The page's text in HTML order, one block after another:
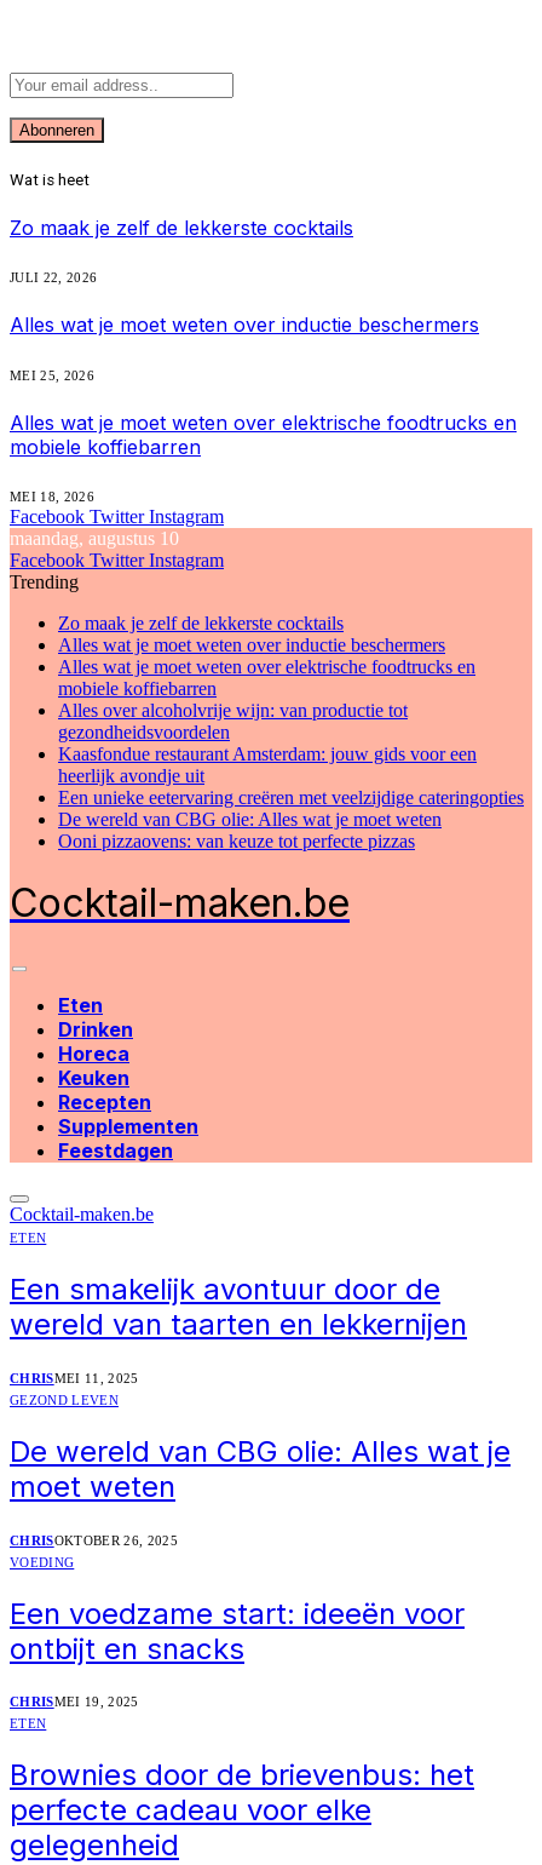
Wat is heet
Zo maak je zelf de lekkerste cocktails
JULI 22, 2026
Alles wat je moet weten over inductie beschermers
MEI 25, 2026
Alles wat je moet weten over elektrische foodtrucks en
mobiele koffiebarren
MEI 18, 2026
Facebook Twitter Instagram
maandag, augustus 10
Facebook Twitter Instagram
Trending
Zo maak je zelf de lekkerste cocktails
Alles wat je moet weten over inductie beschermers
Alles wat je moet weten over elektrische foodtrucks en
mobiele koffiebarren
Alles over alcoholvrije wijn: van productie tot
gezondheidsvoordelen
Kaasfondue restaurant Amsterdam: jouw gids voor een
heerlijk avondje uit
Een unieke eetervaring creëren met veelzijdige cateringopties
De wereld van CBG olie: Alles wat je moet weten
Ooni pizzaovens: van keuze tot perfecte pizzas
Cocktail-maken.be
Eten
Drinken
Horeca
Keuken
Recepten
Supplementen
Feestdagen
Cocktail-maken.be
ETEN
Een smakelijk avontuur door de
wereld van taarten en lekkernijen
CHRISMEI 11, 2025
GEZOND LEVEN
De wereld van CBG olie: Alles wat je
moet weten
CHRISOKTOBER 26, 2025
VOEDING
Een voedzame start: ideeën voor
ontbijt en snacks
CHRISMEI 19, 2025
ETEN
Brownies door de brievenbus: het
perfecte cadeau voor elke
gelegenheid